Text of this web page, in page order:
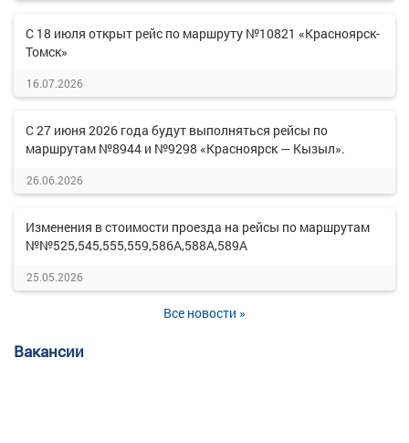
С 18 июля открыт рейс по маршруту №10821 «Красноярск-
Томск»
16.07.2026
С 27 июня 2026 года будут выполняться рейсы по
маршрутам №8944 и №9298 «Красноярск — Кызыл».
26.06.2026
Изменения в стоимости проезда на рейсы по маршрутам
№№525,545,555,559,586А,588А,589А
25.05.2026
Все новости »
Вакансии